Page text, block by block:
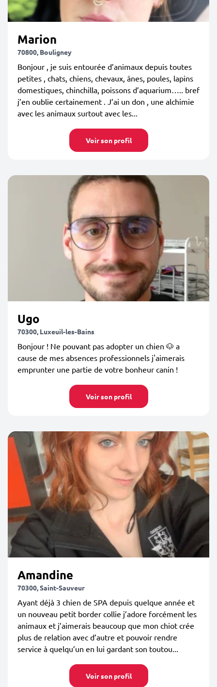
Marion
70800, Bouligney
Bonjour , je suis entourée d’animaux depuis toutes
petites , chats, chiens, chevaux, ânes, poules, lapins
domestiques, chinchilla, poissons d’aquarium….. bref
j’en oublie certainement . J’ai un don , une alchimie
avec les animaux surtout avec les...
Voir son profil
Ugo
70300, Luxeuil-les-Bains
Bonjour ! Ne pouvant pas adopter un chien 🐶 a
cause de mes absences professionnels j'aimerais
emprunter une partie de votre bonheur canin !
Voir son profil
Amandine
70300, Saint-Sauveur
Ayant déjà 3 chien de SPA depuis quelque année et
un nouveau petit border collie j’adore forcément les
animaux et j’aimerais beaucoup que mon chiot crée
plus de relation avec d’autre et pouvoir rendre
service à quelqu’un en lui gardant son toutou...
Voir son profil